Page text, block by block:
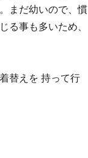
まだ幼いので、慣
る事も多いため、
替えを 持って行